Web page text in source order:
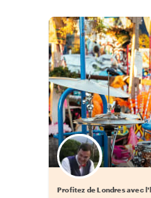
Profitez de Londres avec